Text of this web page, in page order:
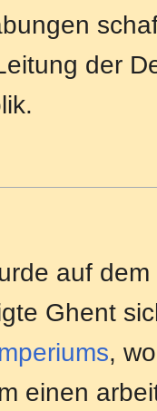
der
auf
Ghent
,
einen